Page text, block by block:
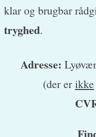
klar og brugbar
tryghed.
Adresse:
(der erikke